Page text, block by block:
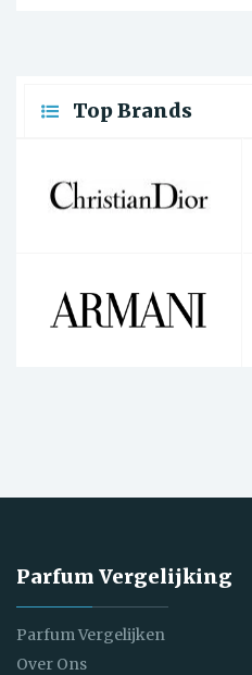
Top Brands
Parfum Vergelijking
Parfum Vergelijken
Over Ons